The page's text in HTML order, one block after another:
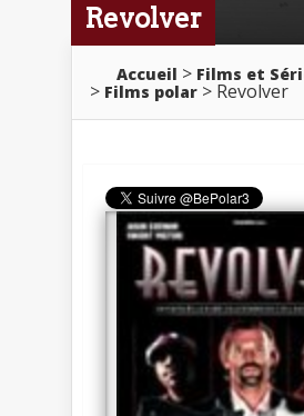
Revolver
Accueil
Films et
Films polar
Revolver